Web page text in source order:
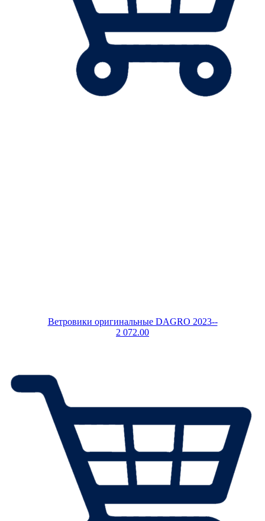
Ветровики оригинальные DAGRO 2023--
2 072.00